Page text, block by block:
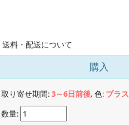
送料・配送について
購入
取り寄せ期間:3～6日前後, 色: ブラス
数量: